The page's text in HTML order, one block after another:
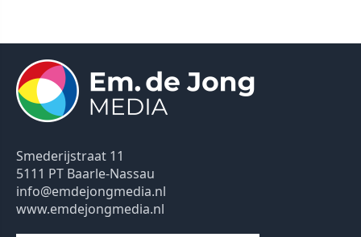
Smederijstraat 11
5111 PT Baarle-Nassau
info@emdejongmedia.nl
www.emdejongmedia.nl